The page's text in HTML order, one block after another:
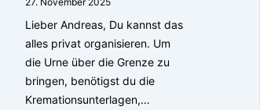
Lieber Andreas, Du kannst das
alles privat organisieren. Um
die Urne über die Grenze zu
bringen, benötigst du die
Kremationsunterlagen,…